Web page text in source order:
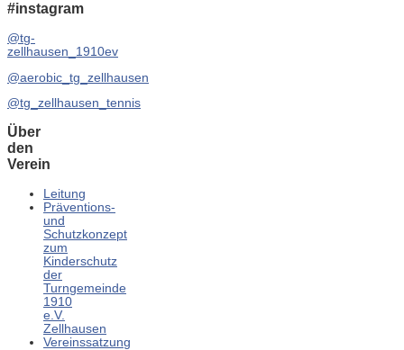
#instagram
@tg-
zellhausen_1910ev
@aerobic_tg_zellhausen
@tg_zellhausen_tennis
Über
den
Verein
Leitung
Präventions-
und
Schutzkonzept
zum
Kinderschutz
der
Turngemeinde
1910
e.V.
Zellhausen
Vereinssatzung